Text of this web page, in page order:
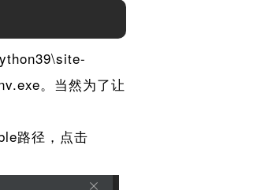
。当然为了让
路径，点击